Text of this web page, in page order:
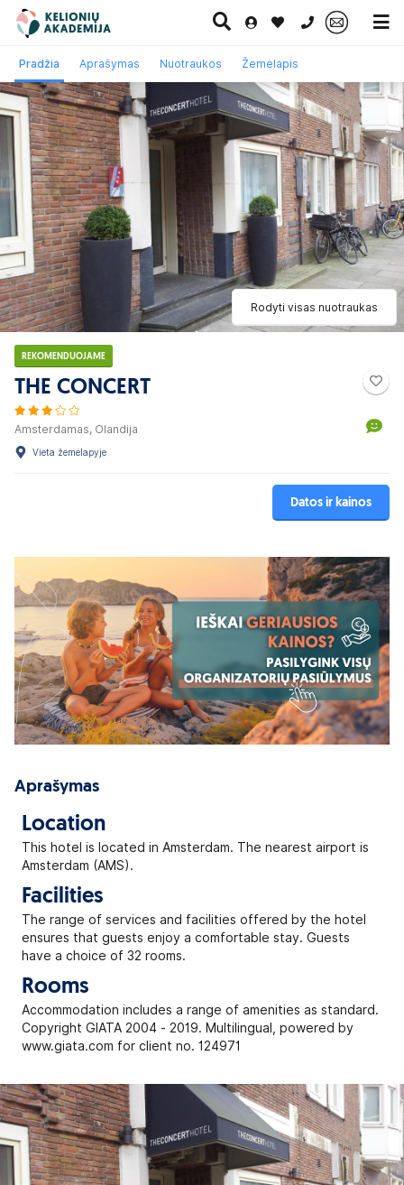
0 700 11007
Paskutinė
minutė
Pažintinės
kelionės
Egzotinės
kelionės
Kruizai
Rodyti visas nuotraukas
REKOMENDUOJAME
THE CONCERT
Amsterdamas, Olandija
Vieta žemėlapyje
Datos ir kainos
Pradžia Aprašymas Nuotraukos Žemėlapis
Aprašymas
Location
This hotel is located in Amsterdam. The nearest airport is
Amsterdam (AMS).
Facilities
The range of services and facilities offered by the hotel
ensures that guests enjoy a comfortable stay. Guests
have a choice of 32 rooms.
Rooms
Accommodation includes a range of amenities as standard.
Copyright GIATA 2004 - 2019. Multilingual, powered by
www.giata.com for client no. 124971